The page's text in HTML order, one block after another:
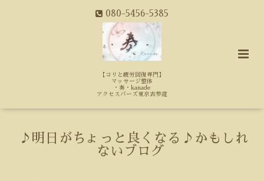
080-5456-5385
【コリと疲労回復専門】
マッサージ整体
・奏・kanade
アクセスバーズ東京表参道
♪明日がちょっと良くなる♪かもしれ
ないブログ